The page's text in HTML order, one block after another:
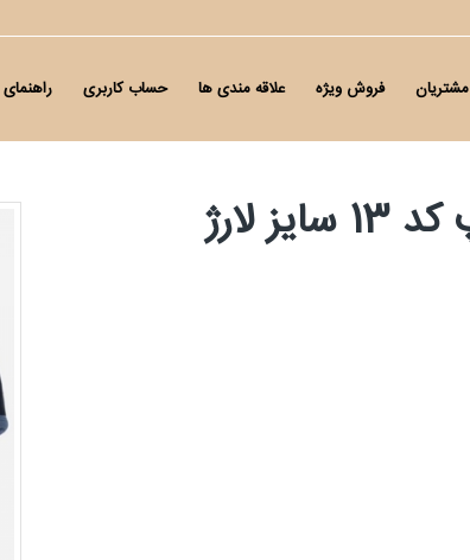
فروش ویژه علاقه مندی ها حساب کاربری